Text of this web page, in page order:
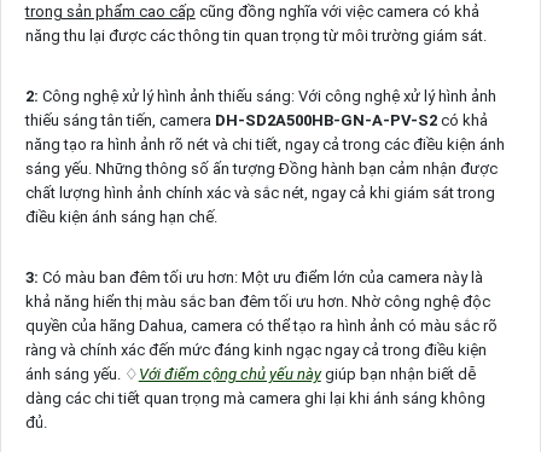
trong sản phẩm cao cấp cũng đồng nghĩa với việc camera có khả
năng thu lại được các thông tin quan trọng từ môi trường giám sát.
2: Công nghệ xử lý hình ảnh thiếu sáng: Với công nghệ xử lý hình ảnh
thiếu sáng tân tiến, camera DH-SD2A500HB-GN-A-PV-S2 có khả
năng tạo ra hình ảnh rõ nét và chi tiết, ngay cả trong các điều kiện ánh
sáng yếu. Những thông số ấn tượng Đồng hành bạn cảm nhận được
chất lượng hình ảnh chính xác và sắc nét, ngay cả khi giám sát trong
điều kiện ánh sáng hạn chế.
3: Có màu ban đêm tối ưu hơn: Một ưu điểm lớn của camera này là
khả năng hiển thị màu sắc ban đêm tối ưu hơn. Nhờ công nghệ độc
quyền của hãng Dahua, camera có thể tạo ra hình ảnh có màu sắc rõ
ràng và chính xác đến mức đáng kinh ngạc ngay cả trong điều kiện
ánh sáng yếu. ♢ Với điểm cộng chủ yếu nàygiúp bạn nhận biết dễ
dàng các chi tiết quan trọng mà camera ghi lại khi ánh sáng không
đủ.